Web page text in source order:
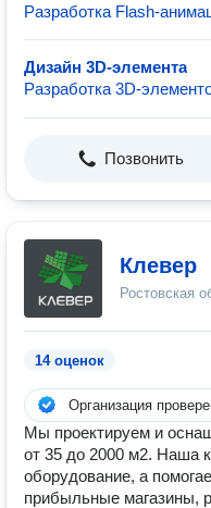
Разработка Flash-
Дизайн 3D-элемента
Разработка 3D-
Позвонить
Клевер
Ростовская
14 оценок
Организация
Мы проектируем и
от 35 до 2000 м2. Наша
оборудование, а
прибыльные магазины,